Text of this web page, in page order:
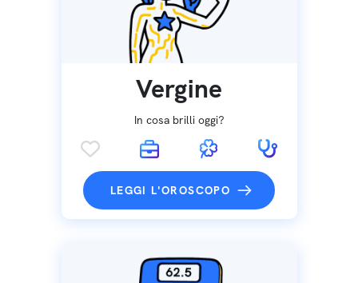
Vergine
In cosa brilli oggi?
LEGGI L'OROSCOPO